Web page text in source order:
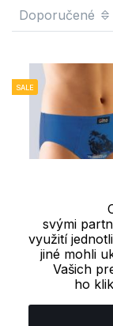
Doporučené
SALE
Chlapecké
svými
využití
jiné mohli
Vašich
ho